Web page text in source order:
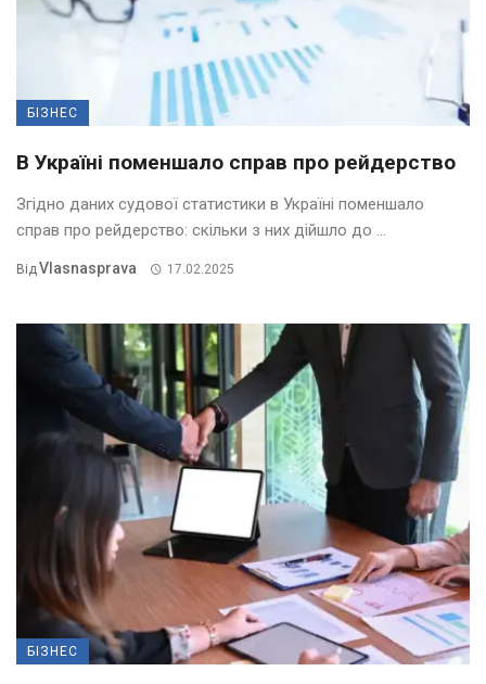
БІЗНЕС
В Україні поменшало справ про рейдерство
Згідно даних судової статистики в Україні поменшало
справ про рейдерство: скільки з них дійшло до ...
ВідVlasnasprava 17.02.2025
БІЗНЕС